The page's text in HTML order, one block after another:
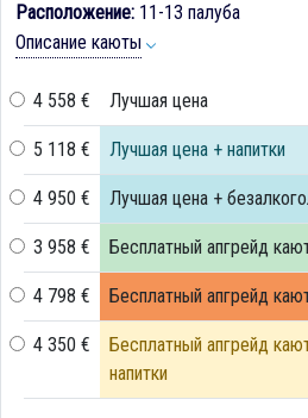
Расположение: 11-13 палуба
Описание каюты
4 558 € Лучшая цена
5 118 € Лучшая цена + напитки
4 950 € Лучшая цена +
3 958 € Бесплатный апгрейд
4 798 € Бесплатный апгрейд
4 350 €
Бесплатный апгрейд
напитки